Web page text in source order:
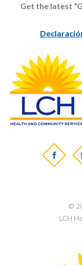
Get the latest
©
LCH